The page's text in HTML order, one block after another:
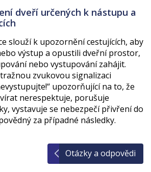
dveří určených k nástupu a
slouží k upozornění cestujících, aby
výstup a opustili dveřní prostor,
nebo vystupování zahájit.
zvukovou signalizaci
upozorňující na to, že
nerespektuje, porušuje
vystavuje se nebezpečí přivření do
za případné následky.
Otázky a odpovědi